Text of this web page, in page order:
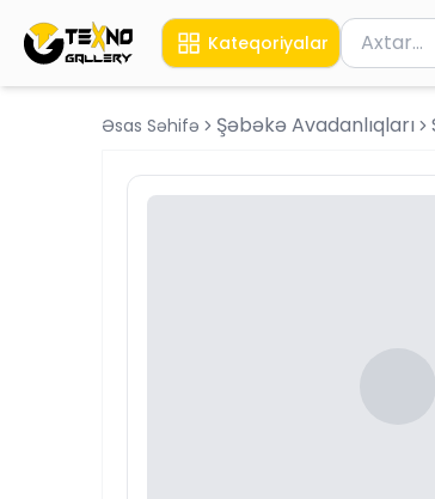
Kateqoriyalar Məhsul
Axtarış
Əsas Səhifə Şəbəkə Avadanlıqları